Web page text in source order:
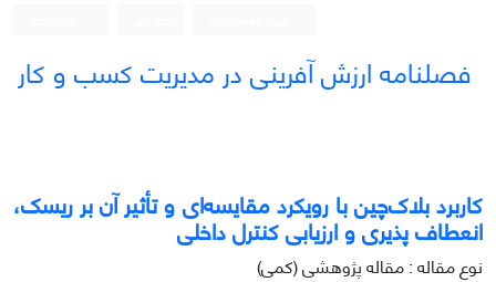
فصلنامه ارزش آفرینی در مدیریت کسب و کار
کاربرد بلاک‌چین با رویکرد مقایسه‌ای و تأثیر آن بر ریسک،
انعطاف پذیری و ارزیابی کنترل داخلی
نوع مقاله : مقاله پژوهشی (کمی)